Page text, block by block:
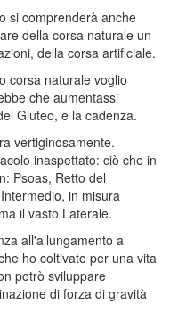
si comprenderà anche
della corsa naturale un
della corsa artificiale.
corsa naturale voglio
che aumentassi
Gluteo, e la cadenza.
vertiginosamente.
inaspettato: ciò che in
Psoas, Retto del
in misura
il vasto Laterale.
all'allungamento a
ho coltivato per una vita
potrò sviluppare
di forza di gravità